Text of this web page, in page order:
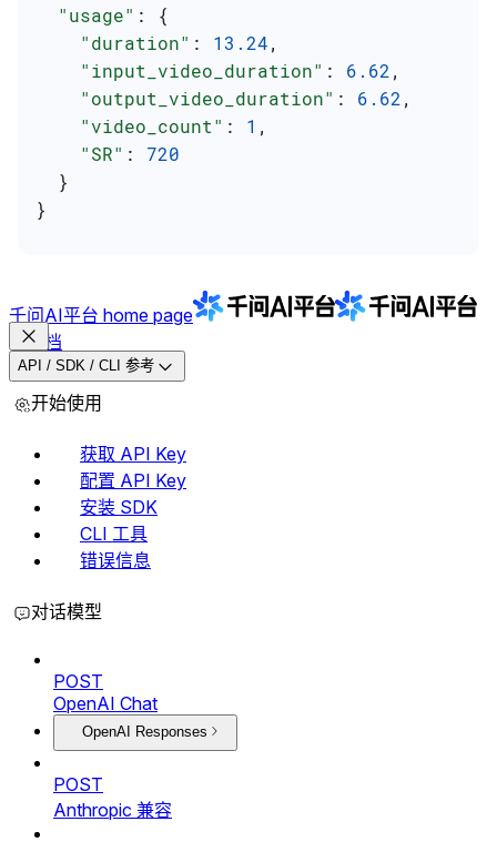
  "usage"
: {
    "duration"
: 13.24,
    "input_video_duration"
: 6.62,
    "output_video_duration"
: 6.62,
    "video_count"
: 1 ,
    "SR"
: 720
  }
}
千问AI平台 home page
文档
API / SDK / CLI 参考
开始使用
获取 API Key
配置 API Key
安装 SDK
CLI 工具
错误信息
对话模型
POST
OpenAI Chat
OpenAI Responses
POST
Anthropic 兼容